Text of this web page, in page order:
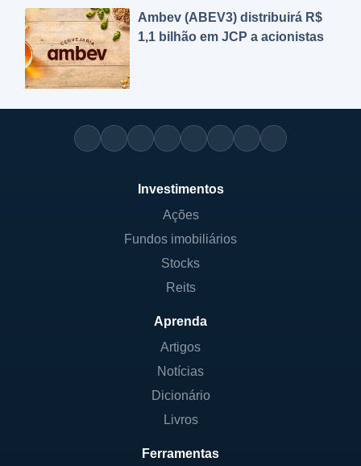
Ambev (ABEV3) distribuirá R$
1,1 bilhão em JCP a acionistas
Investimentos
Ações
Fundos imobiliários
Stocks
Reits
Aprenda
Artigos
Notícias
Dicionário
Livros
Ferramentas